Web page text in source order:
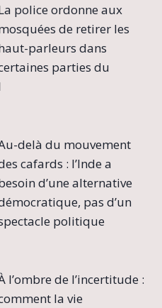
police ordonne aux
de retirer les
parleurs dans
parties du
delà du mouvement
cafards : l’Inde a
d’une alternative
pas d’un
politique
l’ombre de l’incertitude :
la vie